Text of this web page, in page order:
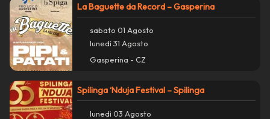
Copia collegamento
report_problem Segnala un problema con questo evento
La Baguette da Record – Gasperina
sabato 01 Agosto
lunedì 31 Agosto
Gasperina - CZ
Spilinga ‘Nduja Festival – Spilinga
lunedì 03 Agosto